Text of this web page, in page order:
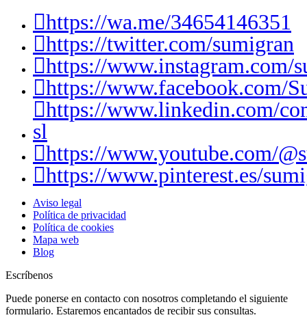
https://wa.me/34654146351
https://twitter.com/sumigran
https://www.instagram.com/
https://www.facebook.com/
https://www.linkedin.com/
sl
https://www.youtube.com/
https://www.pinterest.es/
Aviso legal
Política de privacidad
Política de cookies
Mapa web
Blog
Escríbenos
Puede ponerse en contacto con nosotros completando el siguiente
formulario. Estaremos encantados de recibir sus consultas.